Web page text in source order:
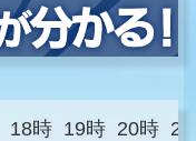
18時 19時 20時